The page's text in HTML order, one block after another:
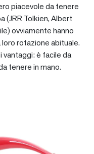
piacevole da tenere
(JRR Tolkien, Albert
ovviamente hanno
rotazione abituale.
vantaggi: è facile da
tenere in mano.